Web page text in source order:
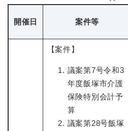
開催日 案件等
【案件】
議案第7号令和3
年度飯塚市介護
保険特別会計予
算
議案第28号飯塚